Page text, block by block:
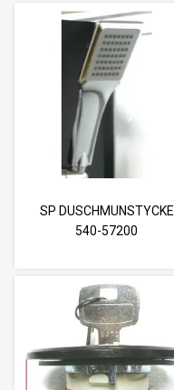
SP DUSCHMUNSTYCKE
540-57200